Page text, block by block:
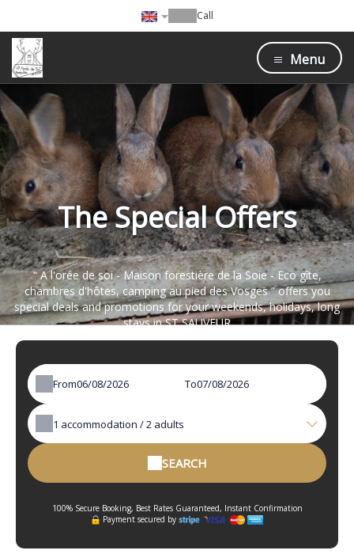
Call
Menu
The Special Offers
“ A l'orée de soi - Maison forestière de la Soie - Eco gîte,
chambres d'hôtes, camping au pied des Vosges ” offers you
special deals and promotions for your weekends, holidays, long
stays in ST SAUVEUR
From To
1 accommodation /2 adults
SEARCH
100% Secure Booking, Best Rates Guaranteed, Instant Confirmation
Payment secured by